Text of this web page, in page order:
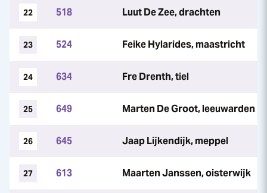
22 518 Luut De Zee, drachten
23 524 Feike Hylarides, maastricht
24 634 Fre Drenth, tiel
25 649 Marten De Groot, leeuwarden
26 645 Jaap Lijkendijk, meppel
27 613 Maarten Janssen, oisterwijk